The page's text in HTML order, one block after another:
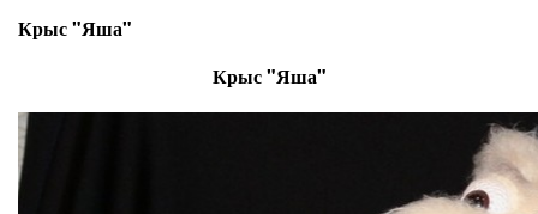
Крыс "Яша"
Крыс "Яша"